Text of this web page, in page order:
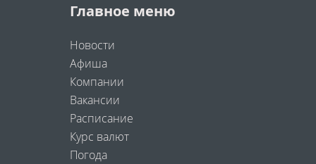
Главное меню
Новости
Афиша
Компании
Вакансии
Расписание
Курс валют
Погода